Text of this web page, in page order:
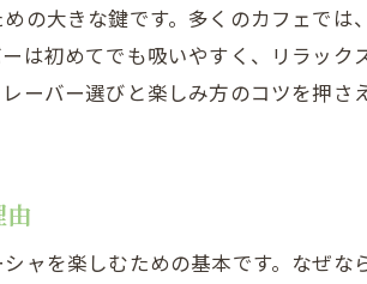
シーシャカフェの体験談に見る満
口コミを活用して自分に合うシー
の大きな鍵です。多くのカフェで
は初めてでも吸いやすく、リラッ
ーバー選びと楽しみ方のコツを押
ャを楽しむための基本です。なぜ